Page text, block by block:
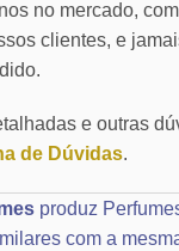
no mercado,
clientes, e
e outras
de Dúvidas.
produz
com a